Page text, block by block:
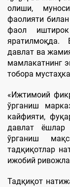
олиши,
фаолияти
фаол
яратилмоқда.
давлат ва
мамлакатнинг
тобора
«Ижтимоий
ўрганиш
кайфияти,
давлат ёшлар
ўрганиш
тадқиқотлар
ижобий
Тадқиқот